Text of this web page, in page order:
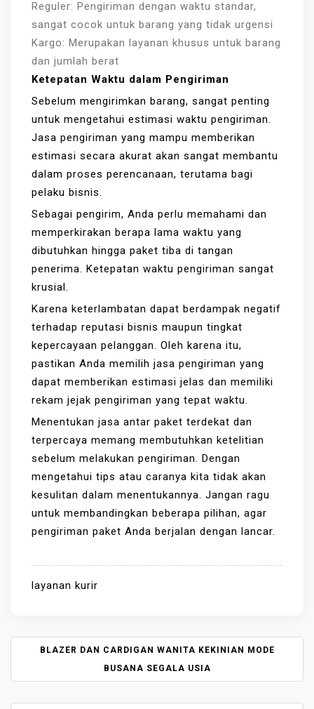
Reguler: Pengiriman dengan waktu standar,
sangat cocok untuk barang yang tidak urgensi
Kargo: Merupakan layanan khusus untuk barang
dan jumlah berat
Ketepatan Waktu dalam Pengiriman
Sebelum mengirimkan barang, sangat penting
untuk mengetahui estimasi waktu pengiriman.
Jasa pengiriman yang mampu memberikan
estimasi secara akurat akan sangat membantu
dalam proses perencanaan, terutama bagi
pelaku bisnis.
Sebagai pengirim, Anda perlu memahami dan
memperkirakan berapa lama waktu yang
dibutuhkan hingga paket tiba di tangan
penerima. Ketepatan waktu pengiriman sangat
krusial.
Karena keterlambatan dapat berdampak negatif
terhadap reputasi bisnis maupun tingkat
kepercayaan pelanggan. Oleh karena itu,
pastikan Anda memilih jasa pengiriman yang
dapat memberikan estimasi jelas dan memiliki
rekam jejak pengiriman yang tepat waktu.
Menentukan jasa antar paket terdekat dan
terpercaya memang membutuhkan ketelitian
sebelum melakukan pengiriman. Dengan
mengetahui tips atau caranya kita tidak akan
kesulitan dalam menentukannya. Jangan ragu
untuk membandingkan beberapa pilihan, agar
pengiriman paket Anda berjalan dengan lancar.
layanan kurir
S
T
BLAZER DAN CARDIGAN WANITA KEKINIAN MODE
BUSANA SEGALA USIA